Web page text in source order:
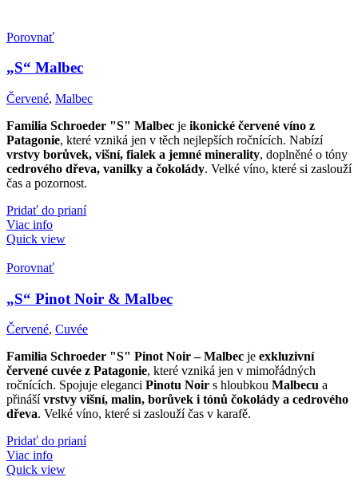
Porovnať
„S“ Malbec
Červené, Malbec
Familia Schroeder "S" Malbec je ikonické červené víno z
Patagonie, které vzniká jen v těch nejlepších ročnících. Nabízí
vrstvy borůvek, višní, fialek a jemné minerality, doplněné o tóny
cedrového dřeva, vanilky a čokolády. Velké víno, které si zaslouží
čas a pozornost.
Pridať do prianí
Viac info
Quick view
Porovnať
„S“ Pinot Noir & Malbec
Červené, Cuvée
Familia Schroeder "S" Pinot Noir – Malbec je exkluzivní
červené cuvée z Patagonie, které vzniká jen v mimořádných
ročnících. Spojuje eleganci Pinotu Noir s hloubkou Malbecu a
přináší vrstvy višní, malin, borůvek i tónů čokolády a cedrového
dřeva. Velké víno, které si zaslouží čas v karafě.
Pridať do prianí
Viac info
Quick view